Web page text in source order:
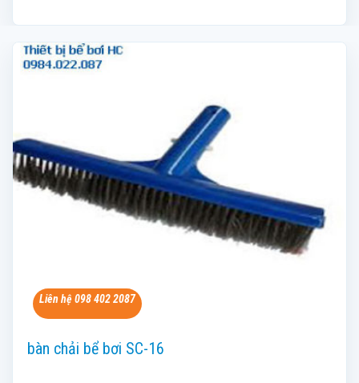
Liên hệ 098 402 2087
bàn chải bể bơi SC-16